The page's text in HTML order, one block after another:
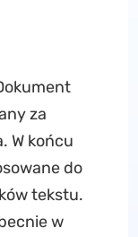
za
W końcu
do
tekstu.
w